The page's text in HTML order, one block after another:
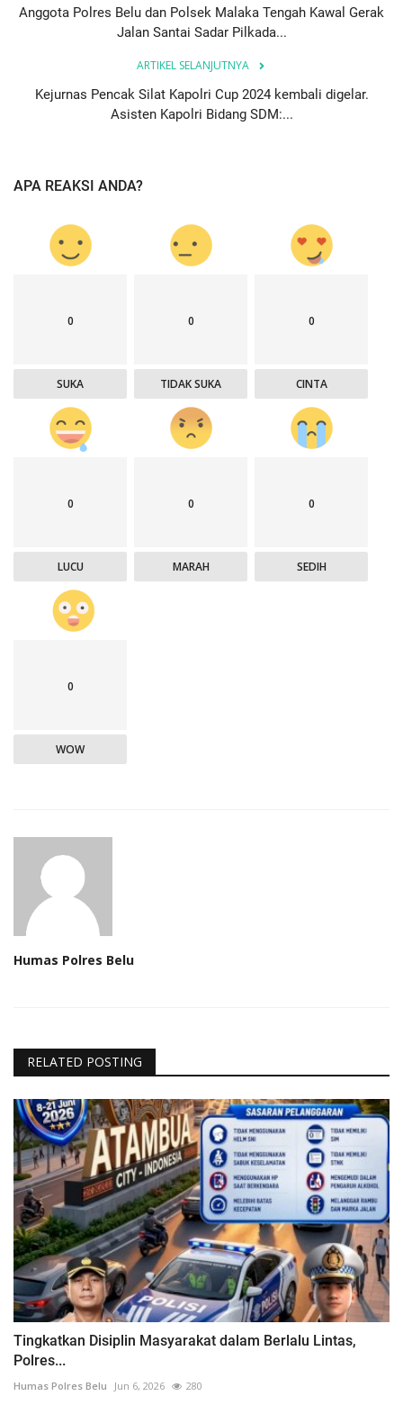
Anggota Polres Belu dan Polsek Malaka Tengah Kawal Gerak
Jalan Santai Sadar Pilkada...
ARTIKEL SELANJUTNYA
Kejurnas Pencak Silat Kapolri Cup 2024 kembali digelar.
Asisten Kapolri Bidang SDM:...
APA REAKSI ANDA?
0
SUKA
0
TIDAK SUKA
0
CINTA
0
LUCU
0
MARAH
0
SEDIH
0
WOW
Humas Polres Belu
RELATED POSTING
Tingkatkan Disiplin Masyarakat dalam Berlalu Lintas,
Polres...
Humas Polres Belu Jun 6, 2026 280